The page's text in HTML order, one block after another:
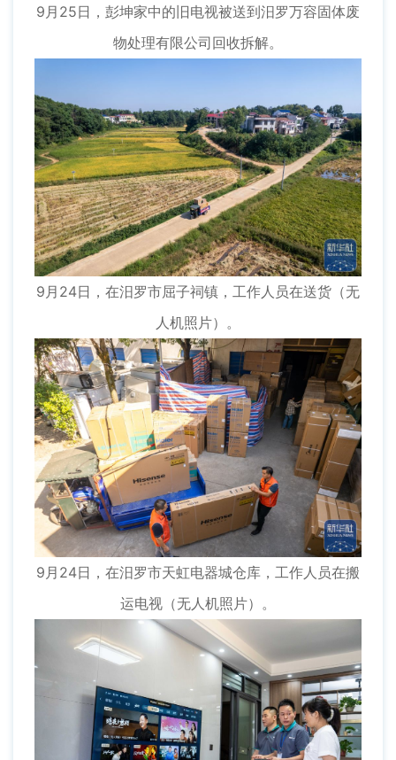
9月25日，彭坤家中的旧电视被送到汨罗万容固体废
物处理有限公司回收拆解。
9月24日，在汨罗市屈子祠镇，工作人员在送货（无
人机照片）。
9月24日，在汨罗市天虹电器城仓库，工作人员在搬
运电视（无人机照片）。